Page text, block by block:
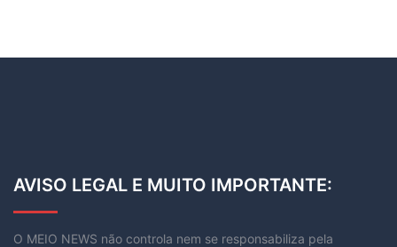
AVISO LEGAL E MUITO IMPORTANTE:
O MEIO NEWS não controla nem se responsabiliza pela